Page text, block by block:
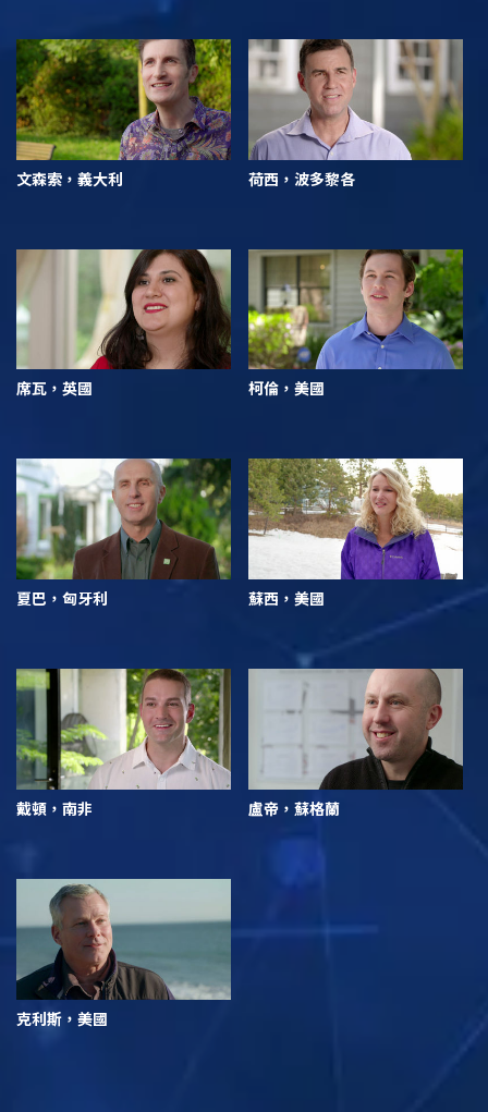
文森索，義大利 荷西，波多黎各
席瓦，英國 柯倫，美國
夏巴，匈牙利 蘇西，美國
戴頓，南非 盧帝，蘇格蘭
克利斯，美國